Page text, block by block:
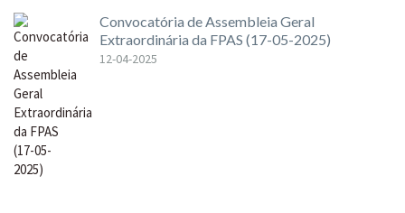
Convocatória de Assembleia Geral
Extraordinária da FPAS (17-05-2025)
12-04-2025